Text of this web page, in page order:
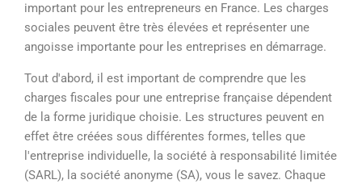
important pour les entrepreneurs en France. Les charges
sociales peuvent être très élevées et représenter une
angoisse importante pour les entreprises en démarrage.
Tout d'abord, il est important de comprendre que les
charges fiscales pour une entreprise française dépendent
de la forme juridique choisie. Les structures peuvent en
effet être créées sous différentes formes, telles que
l'entreprise individuelle, la société à responsabilité limitée
(SARL), la société anonyme (SA), vous le savez. Chaque